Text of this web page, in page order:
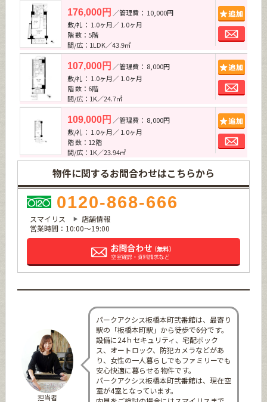
176,000円 ／管理費： 10,000円
敷/礼： 1.0ヶ月／ 1.0ヶ月
階 数：5階
間/広：1LDK／43.9㎡
107,000円 ／管理費： 8,000円
敷/礼： 1.0ヶ月／ 1.0ヶ月
階 数：6階
間/広：1K／24.7㎡
109,000円 ／管理費： 8,000円
敷/礼： 1.0ヶ月／ 1.0ヶ月
階 数：12階
間/広：1K／23.94㎡
物件に関するお問合わせはこちらから
0120-868-666
スマイリス
店舗情報
営業時間：10:00～19:00
担当者
パークアクシス板橋本町弐番館は、最寄り
駅の「板橋本町駅」から徒歩で6分です。
設備に24ｈセキュリティ、宅配ボック
ス、オートロック、防犯カメラなどがあ
り、女性の一人暮らしでもファミリーでも
安心快適に暮らせる物件です。
パークアクシス板橋本町弐番館は、現在空
室が4室となっています。